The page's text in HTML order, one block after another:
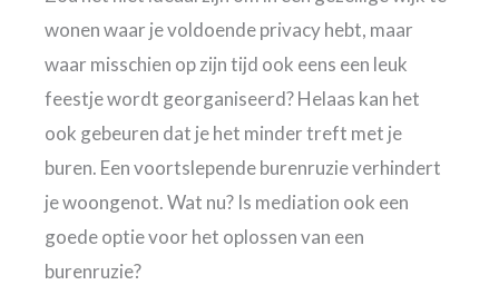
wonen waar je voldoende privacy hebt, maar
waar misschien op zijn tijd ook eens een leuk
feestje wordt georganiseerd? Helaas kan het
ook gebeuren dat je het minder treft met je
buren. Een voortslepende burenruzie verhindert
je woongenot. Wat nu? Is mediation ook een
goede optie voor het oplossen van een
burenruzie?